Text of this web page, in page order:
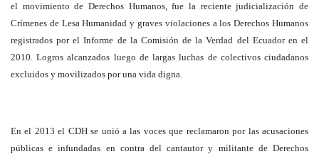
el movimiento de Derechos Humanos, fue la reciente judicialización de
Crímenes de Lesa Humanidad y graves violaciones a los Derechos Humanos
registrados por el Informe de la Comisión de la Verdad del Ecuador en el
2010. Logros alcanzados luego de largas luchas de colectivos ciudadanos
excluidos y movilizados por una vida digna.
En el 2013 el CDH se unió a las voces que reclamaron por las acusaciones
públicas e infundadas en contra del cantautor y militante de Derechos